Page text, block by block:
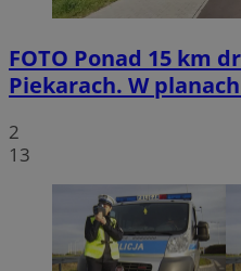
FOTO Ponad 15 km
Piekarach. W
2
13